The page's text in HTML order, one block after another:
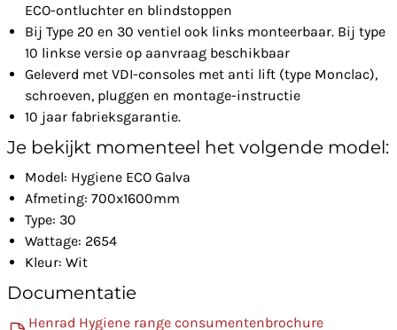
ECO-ontluchter en blindstoppen
Bij Type 20 en 30 ventiel ook links monteerbaar. Bij type
10 linkse versie op aanvraag beschikbaar
Geleverd met VDI-consoles met anti lift (type Monclac),
schroeven, pluggen en montage-instructie
10 jaar fabrieksgarantie.
Je bekijkt momenteel het volgende model:
Model: Hygiene ECO Galva
Afmeting: 700x1600mm
Type: 30
Wattage: 2654
Kleur: Wit
Documentatie
Henrad Hygiene range consumentenbrochure